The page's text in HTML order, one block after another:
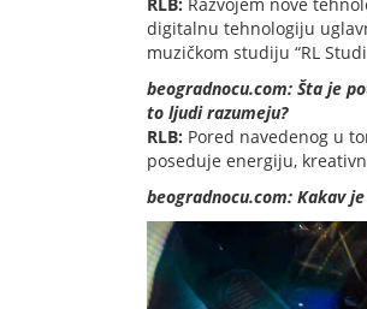
digitalnu tehnologiju
muzičkom studiju “RL
beogradnocu.com: Šta je
to ljudi razumeju?
RLB: Pored navedenog u
poseduje energiju,
beogradnocu.com: Kakav